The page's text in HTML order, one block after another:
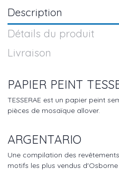
Description
Détails du produit
Livraison
PAPIER PEINT
TESSERAE est un papier peint
pièces de mosaïque allover.
ARGENTARIO
Une compilation des
motifs les plus vendus